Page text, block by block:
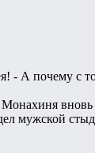
- А почему с
мужской